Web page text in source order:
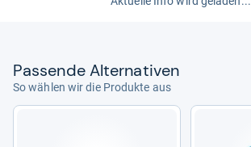
Pas­sende Alter­na­ti­ven
So wählen wir die Produkte aus